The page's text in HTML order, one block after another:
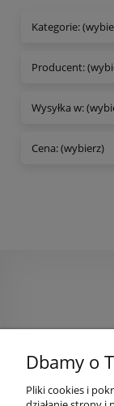
Kategorie:
Producent:
Wysyłka w:
Cena: (wybierz)
Dbamy o
Pliki cookies i